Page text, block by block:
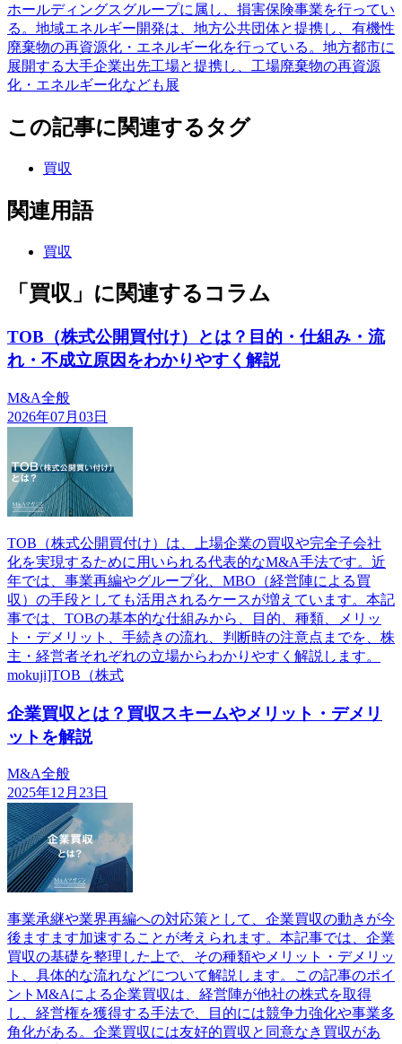
ホールディングスグループに属し、損害保険事業を行ってい
る。地域エネルギー開発は、地方公共団体と提携し、有機性
廃棄物の再資源化・エネルギー化を行っている。地方都市に
展開する大手企業出先工場と提携し、工場廃棄物の再資源
化・エネルギー化なども展
この記事に関連するタグ
買収
関連用語
買収
「買収」に関連するコラム
TOB（株式公開買付け）とは？目的・仕組み・流
れ・不成立原因をわかりやすく解説
M&A全般
2026年07月03日
TOB（株式公開買付け）は、上場企業の買収や完全子会社
化を実現するために用いられる代表的なM&A手法です。近
年では、事業再編やグループ化、MBO（経営陣による買
収）の手段としても活用されるケースが増えています。本記
事では、TOBの基本的な仕組みから、目的、種類、メリッ
ト・デメリット、手続きの流れ、判断時の注意点までを、株
主・経営者それぞれの立場からわかりやすく解説します。
mokuji]TOB（株式
企業買収とは？買収スキームやメリット・デメリ
ットを解説
M&A全般
2025年12月23日
事業承継や業界再編への対応策として、企業買収の動きが今
後ますます加速することが考えられます。本記事では、企業
買収の基礎を整理した上で、その種類やメリット・デメリッ
ト、具体的な流れなどについて解説します。この記事のポイ
ントM&Aによる企業買収は、経営陣が他社の株式を取得
し、経営権を獲得する手法で、目的には競争力強化や事業多
角化がある。企業買収には友好的買収と同意なき買収があ